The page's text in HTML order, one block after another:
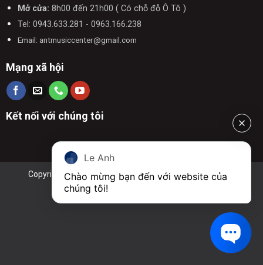
Mở cửa: 8h00 đến 21h00 ( Có chỗ đỗ Ô Tô )
Tel: 0943.633.281 - 0963.166.238
Email: antmusiccenter@gmail.com
Mạng xã hội
Kết nối với chúng tôi
Copyright 2026 © Anton Music| Thiết kế bởiAnton Music
Le Anh
Chào mừng bạn đến với website của
chúng tôi!